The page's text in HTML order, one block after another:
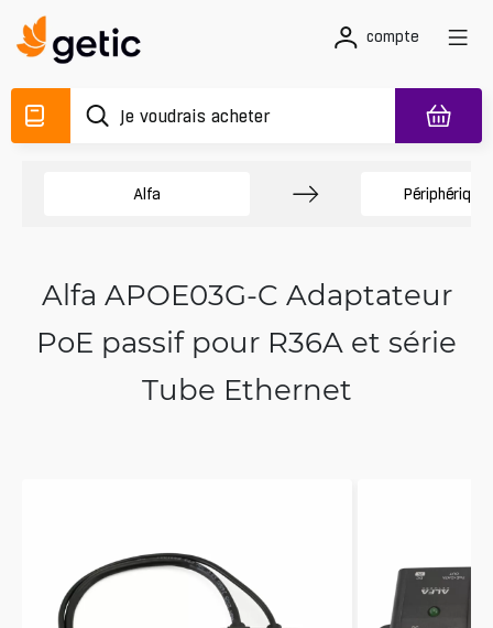
compte
Alfa
Alfa APOE03G-C Adaptateur
PoE passif pour R36A et série
Tube Ethernet